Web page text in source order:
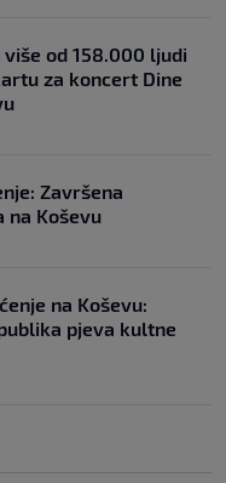
od 158.000 ljudi
za koncert Dine
Završena
na Koševu
na Koševu:
pjeva kultne